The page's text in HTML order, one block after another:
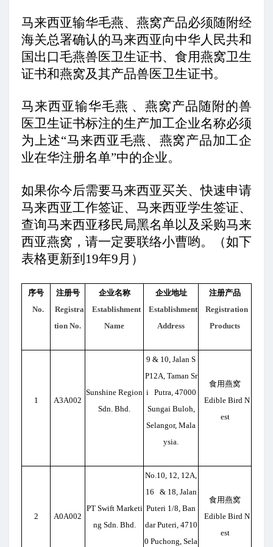
马来西亚输华毛燕、燕窝产品必须随附经
海关总署确认的马来西亚向中华人民共和
国出口毛燕兽医卫生证书、食用燕窝卫生
证书和燕窝及其产品兽医卫生证书。
马来西亚输华毛燕 、燕窝产品随附的兽
医卫生证书标注的生产加工企业名称必须
为上述“马来西亚毛燕、燕窝产品加工企
业在华注册名单”中的企业。
如果你今后需要马来西亚买关、快速申请
马来西亚工作签证、马来西亚学生签证、
查询马来西亚移民局黑名单以及采购马来
西亚燕窝，请一定要联络小曹哟。
（如下
表格更新到19年9月）
序号
No.
注册号
Registra
tion No.
企业名称
Establishment
Name
企业地址
Establishment
Address
注册产品
Registration
Products
1 A3A002
Sunshine Region
Sdn. Bhd.
9 & 10, Jalan S
P12A, Taman Sr
i Putra, 47000
Sungai Buloh,
Selangor, Mala
ysia.
食用燕窝
Edible Bird N
est
2 A0A002
PT Swift Marketi
ng Sdn. Bhd.
No.10, 12, 12A,
16 & 18, Jalan
Puteri 1/8, Ban
dar Puteri, 4710
0 Puchong, Sela
食用燕窝
Edible Bird N
est